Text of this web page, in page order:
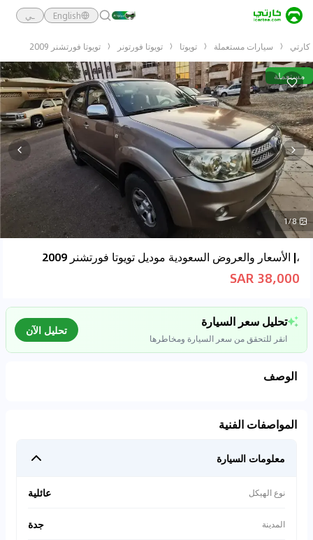
English ـي
كارتي سيارات مستعملة تويوتا تويوتا فورتونر تويوتا فورتشنر 2009
مستعملة
1/8
،| الأسعار والعروض السعودية موديل تويوتا فورتشنر 2009
38,000 SAR
تحليل سعر السيارة
انقر للتحقق من سعر السيارة ومخاطرها
تحليل الآن
الوصف
المواصفات الفنية
معلومات السيارة
نوع الهيكل عائلية
المدينة جدة